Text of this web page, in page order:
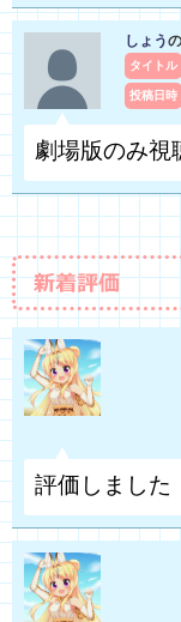
しょう
タイトル
投稿日時
劇場版のみ視
評価しました